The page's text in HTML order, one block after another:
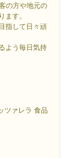
の方や地元の
ます。
指して日々頑
よう毎日気持
ツァレラ 食品